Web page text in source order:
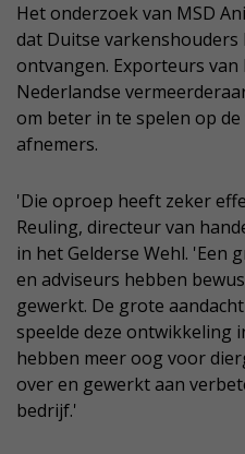
Het onderzoek van MSD
dat Duitse
ontvangen. Exporteurs van
Nederlandse
om beter in te spelen op
afnemers.
'Die oproep heeft zeker
Reuling, directeur van
in het Gelderse Wehl. 'Een
en adviseurs hebben
gewerkt. De grote
speelde deze ontwikkeling
hebben meer oog voor
over en gewerkt aan
bedrijf.'